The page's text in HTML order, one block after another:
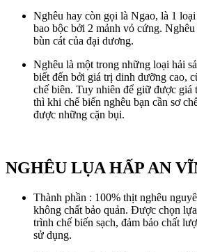
Nghêu hay còn gọi là Ngao, là 1
bao bộc bởi 2 mảnh vỏ cứng.
bùn cát của đại dương.
Nghêu là một trong những loại hải
biết đến bởi giá trị dinh dưỡng cao,
chế biên. Tuy nhiên để giữ được giá
thì khi chế biến nghêu bạn cần sơ
được những cặn bụi.
NGHÊU LỤA HẤP AN
Thành phần : 100% thịt nghêu
không chất bảo quản. Được chọn
trình chế biến sạch, đảm bảo chất
sử dụng.